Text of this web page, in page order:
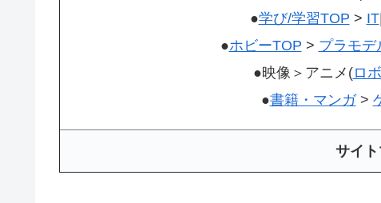
●学び/学習TOP > IT|
●ホビーTOP > プラモデ
●映像＞アニメ(ロ
●書籍・マンガ>
サイ